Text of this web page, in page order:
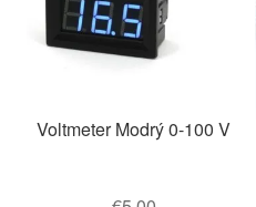
Voltmeter Modrý 0-100 V